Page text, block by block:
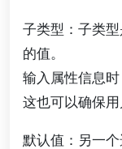
子类型：子类
的值。
输入属性信息时
这也可以确保用
默认值：另一